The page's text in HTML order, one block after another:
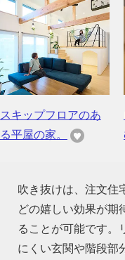
スキップフロアのあ
る平屋の家。
吹き抜けは、注文住
どの嬉しい効果が期
ることが可能です。
にくい玄関や階段部